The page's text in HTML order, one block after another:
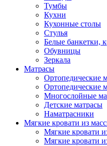
Тумбы
Кухни
Кухонные столы
Стулья
Белые банкетки,
Обувницы
Зеркала
Матрасы
Ортопедические
Ортопедические
Многослойные
Детские матрасы
Наматрасники
Мягкие кровати из
Мягкие кровати
Мягкие кровати